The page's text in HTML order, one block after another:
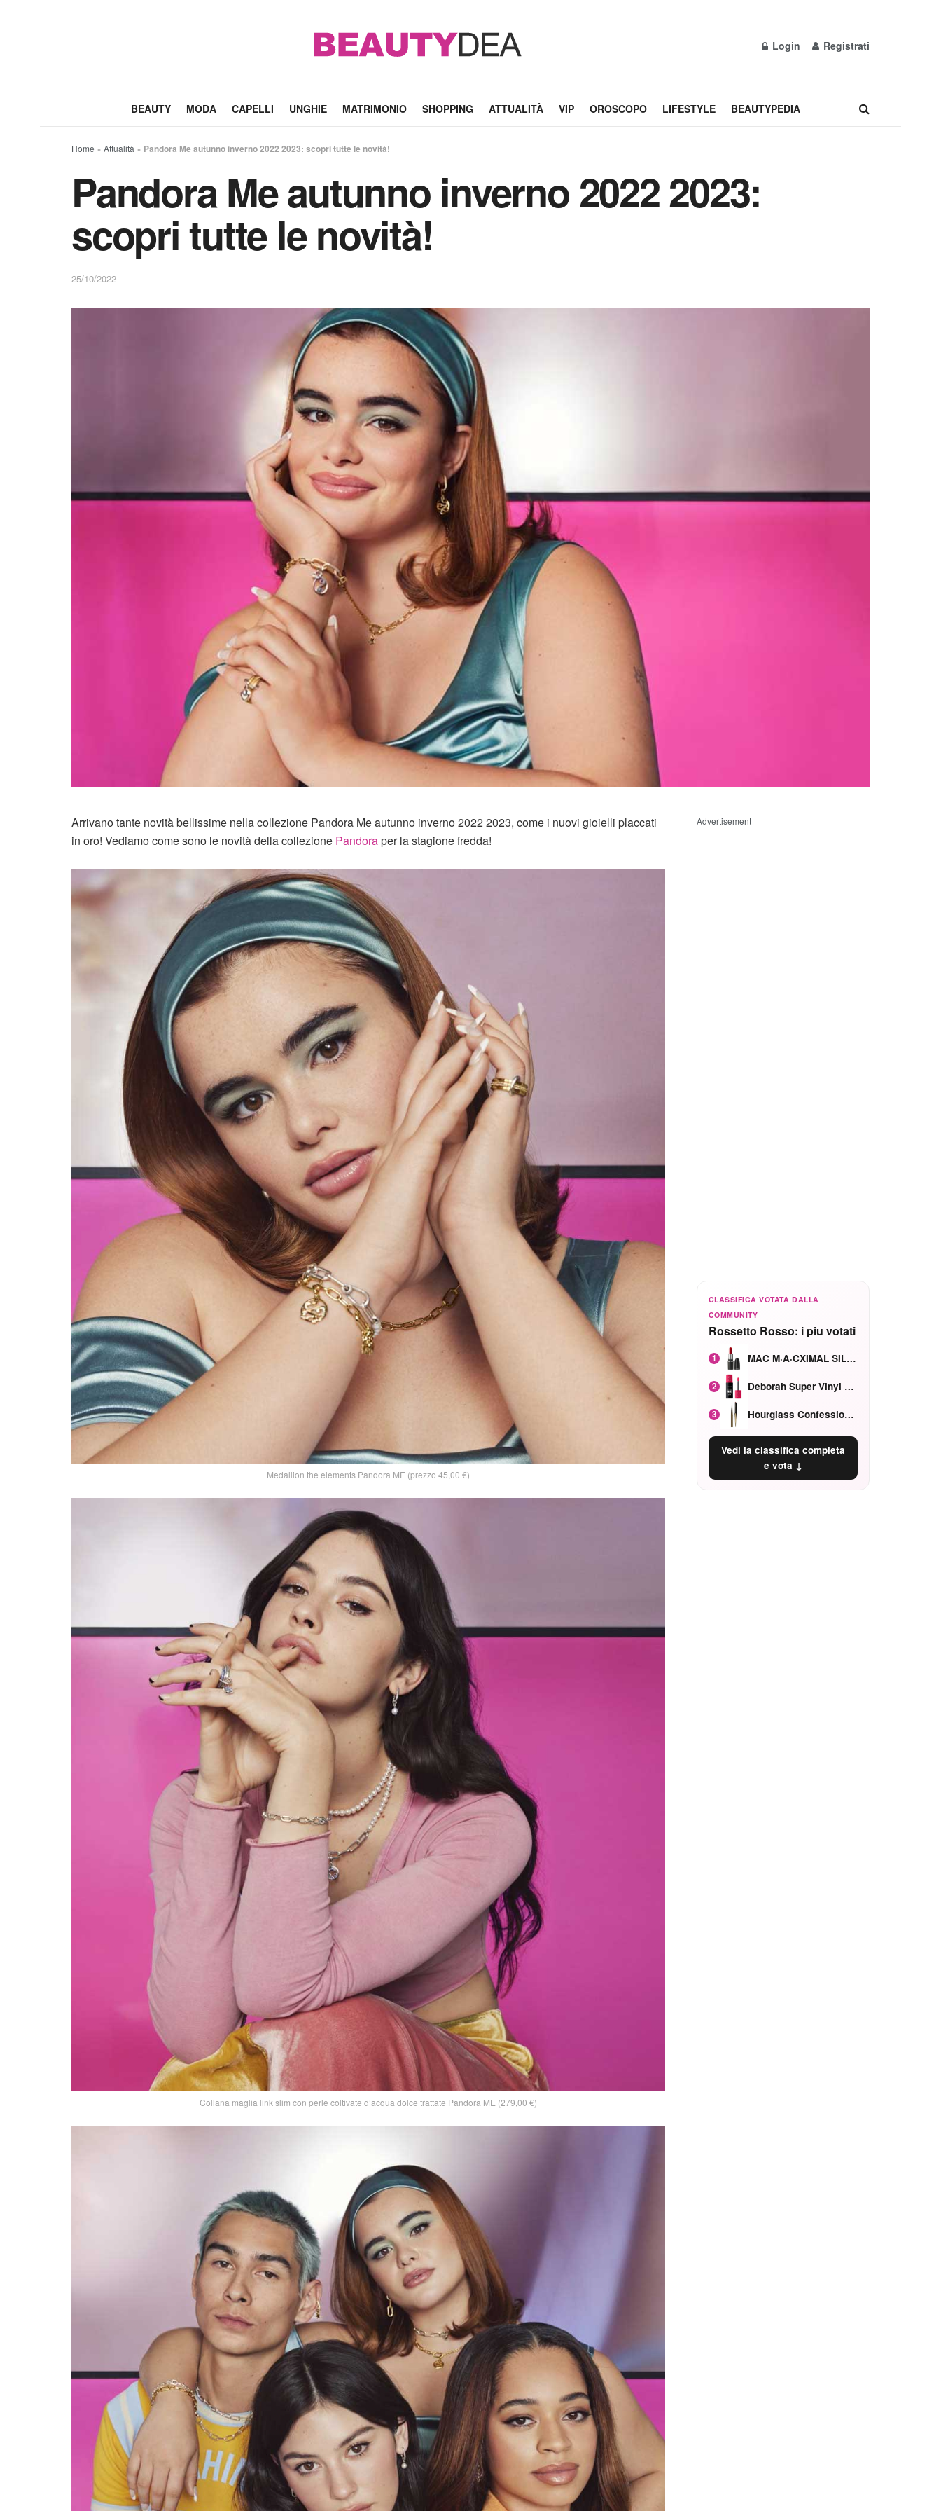
Login Registrati
BEAUTY MODA CAPELLI UNGHIE MATRIMONIO SHOPPING ATTUALITÀ VIP OROSCOPO LIFESTYLE BEAUTYPEDIA
Home » Attualità » Pandora Me autunno inverno 2022 2023: scopri tutte le novità!
Pandora Me autunno inverno 2022 2023:
scopri tutte le novità!
25/10/2022
Arrivano tante novità bellissime nella collezione Pandora Me autunno inverno 2022 2023, come i nuovi gioielli placcati
in oro! Vediamo come sono le novità della collezione Pandoraper la stagione fredda!
Medallion the elements Pandora ME (prezzo 45,00 €)
Collana maglia link slim con perle coltivate d’acqua dolce trattate Pandora ME (279,00 €)
Advertisement
CLASSIFICA VOTATA DALLA
COMMUNITY
Rossetto Rosso: i piu votati
1 MAC M·A·CXIMAL SILKY MATTE Red Rock mat
2 Deborah Super Vinyl Shake Rosa Ciliegia
3 Hourglass Confession Ricaricabile Ultra Preciso Ad Alta Intensità Secretly Classic Red
Vedi la classifica completa
e vota ↓